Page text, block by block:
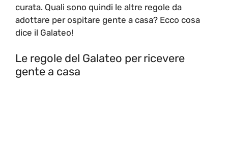
curata. Quali sono quindi le altre regole da
adottare per ospitare gente a casa? Ecco cosa
dice il Galateo!
Le regole del Galateo per ricevere
gente a casa